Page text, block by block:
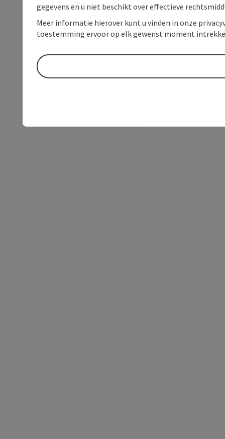
gegevens en u niet beschikt over effectieve
Meer informatie hierover kunt u vinden in onze
toestemming ervoor op elk gewenst moment